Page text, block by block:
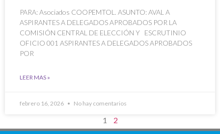
PARA: Asociados COOPEMTOL. ASUNTO: AVAL A
ASPIRANTES A DELEGADOS APROBADOS POR LA
COMISIÓN CENTRAL DE ELECCIÓN Y ESCRUTINIO
OFICIO 001 ASPIRANTES A DELEGADOS APROBADOS
POR
LEER MAS »
febrero 16, 2026 No hay comentarios
1 2